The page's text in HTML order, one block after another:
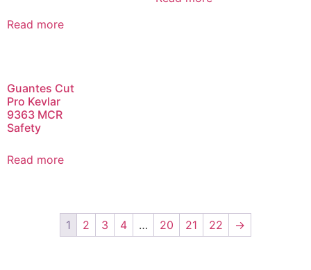
Read more
Guantes Cut
Pro Kevlar
9363 MCR
Safety
Read more
1 2 3 4 … 20 21 22 →